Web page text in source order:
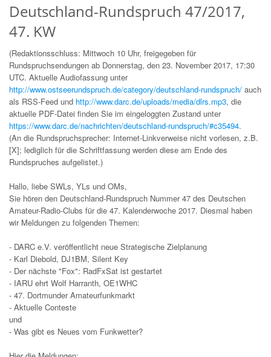
Deutschland-Rundspruch 47/2017,
47. KW
(Redaktionsschluss: Mittwoch 10 Uhr, freigegeben für
Rundspruchsendungen ab Donnerstag, den 23. November 2017, 17:30
UTC. Aktuelle Audiofassung unter
http://www.ostseerundspruch.de/category/deutschland-rundspruch/ auch
als RSS-Feed und http://www.darc.de/uploads/media/dlrs.mp3, die
aktuelle PDF-Datei finden Sie im eingeloggten Zustand unter
https://www.darc.de/nachrichten/deutschland-rundspruch/#c35494.
(An die Rundspruchsprecher: Internet-Linkverweise nicht vorlesen, z.B.
[X]; lediglich für die Schriftfassung werden diese am Ende des
Rundspruches aufgelistet.)
Hallo, liebe SWLs, YLs und OMs,
Sie hören den Deutschland-Rundspruch Nummer 47 des Deutschen
Amateur-Radio-Clubs für die 47. Kalenderwoche 2017. Diesmal haben
wir Meldungen zu folgenden Themen:
- DARC e.V. veröffentlicht neue Strategische Zielplanung
- Karl Diebold, DJ1BM, Silent Key
- Der nächste "Fox": RadFxSat ist gestartet
- IARU ehrt Wolf Harranth, OE1WHC
- 47. Dortmunder Amateurfunkmarkt
- Aktuelle Conteste
und
- Was gibt es Neues vom Funkwetter?